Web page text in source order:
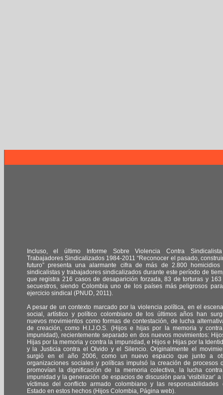
Incluso, el último Informe Sobre Violencia Contra
Trabajadores Sindicalizados 1984-2011 “Reconocer el pasado,
futuro” presenta una alarmante cifra de más de 2.800 homicidios
sindicalistas y trabajadores sindicalizados durante este período de
que registra 216 casos de desaparición forzada, 83 de torturas y 163
secuestros, siendo Colombia uno de los países más peligrosos
ejercicio sindical (PNUD, 2011).
A pesar de un contexto marcado por la violencia política, en el
social, artístico y político colombiano de los últimos años han
nuevos movimientos como formas de contestación, de lucha
de creación, como H.I.J.O.S. (Hijos e hijas por la memoria y
impunidad), recientemente separado en dos nuevos movimientos:
Hijas por la memoria y contra la impunidad, e Hijos e Hijas por la
y la Justicia contra el Olvido y el Silencio. Originalmente el
surgió en el año 2006, como un nuevo espacio que junto a
organizaciones sociales y políticas impulsó la creación de procesos
promovían la dignificación de la memoria colectiva, la lucha
impunidad y la generación de espacios de discusión para ‘visibilizar’ a
víctimas del conflicto armado colombiano y las responsabilidades
Estado en estos hechos (Hijos Colombia, Página web).